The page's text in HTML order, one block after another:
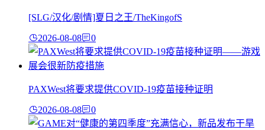
[SLG/汉化/剧情]夏日之王/TheKingofS
2026-08-08 0
PAXWest将要求提供COVID-19疫苗接种证明
2026-08-08 0